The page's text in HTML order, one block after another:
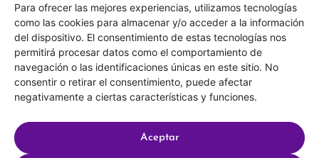
Para ofrecer las mejores experiencias, utilizamos tecnologías
como las cookies para almacenar y/o acceder a la información
del dispositivo. El consentimiento de estas tecnologías nos
permitirá procesar datos como el comportamiento de
navegación o las identificaciones únicas en este sitio. No
consentir o retirar el consentimiento, puede afectar
negativamente a ciertas características y funciones.
Aceptar
C/ Duque de Fernán Núñez,
2 – 1ºA 28012 – Madrid
(+34) 623 183 283
info@otrotiempo.org